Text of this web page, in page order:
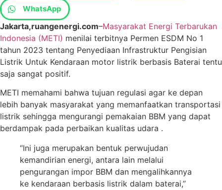
WhatsApp
Jakarta,ruangenergi.com–Masyarakat Energi Terbarukan
Indonesia (METI) menilai terbitnya Permen ESDM No 1
tahun 2023 tentang Penyediaan Infrastruktur Pengisian
Listrik Untuk Kendaraan motor listrik berbasis Baterai tentu
saja sangat positif.
METI memahami bahwa tujuan regulasi agar ke depan
lebih banyak masyarakat yang memanfaatkan transportasi
listrik sehingga mengurangi pemakaian BBM yang dapat
berdampak pada perbaikan kualitas udara .
“Ini juga merupakan bentuk perwujudan
kemandirian energi, antara lain melalui
pengurangan impor BBM dan mengalihkannya
ke kendaraan berbasis listrik dalam baterai,”